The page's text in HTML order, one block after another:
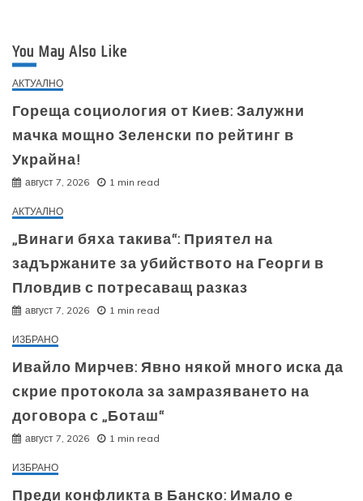
You May Also Like
АКТУАЛНО
Гореща социология от Киев: Залужни
мачка мощно Зеленски по рейтинг в
Украйна!
август 7, 2026 1 min read
АКТУАЛНО
„Винаги бяха такива“: Приятел на
задържаните за убийството на Георги в
Пловдив с потресаващ разказ
август 7, 2026 1 min read
ИЗБРАНО
Ивайло Мирчев: Явно някой много иска да
скрие протокола за замразяването на
договора с „Боташ“
август 7, 2026 1 min read
ИЗБРАНО
Преди конфликта в Банско: Имало е